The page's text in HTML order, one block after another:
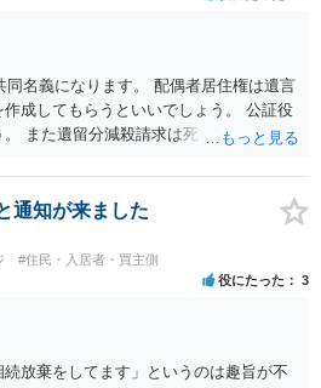
同名義になります。 配偶者居住権は遺言
成してもらうといいでしょう。 公証役
また遺留分減殺請求は死亡前10年分の
通知が来ました
#住民・入居者・買主側
役にたった 3
続放棄をしてます」というのは趣旨が不